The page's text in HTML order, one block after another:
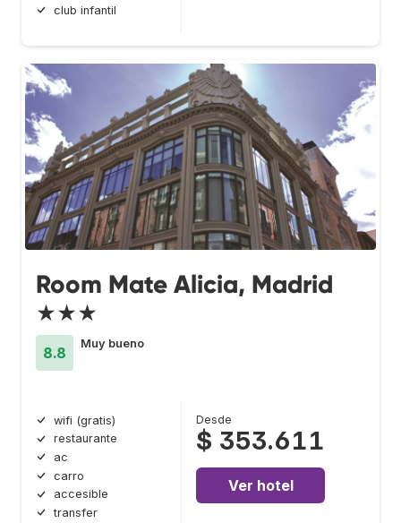
club infantil
Room Mate Alicia, Madrid
★★★
8.8
Muy bueno
wifi (gratis)
restaurante
ac
carro
accesible
transfer
Desde
$ 353.611
Ver hotel